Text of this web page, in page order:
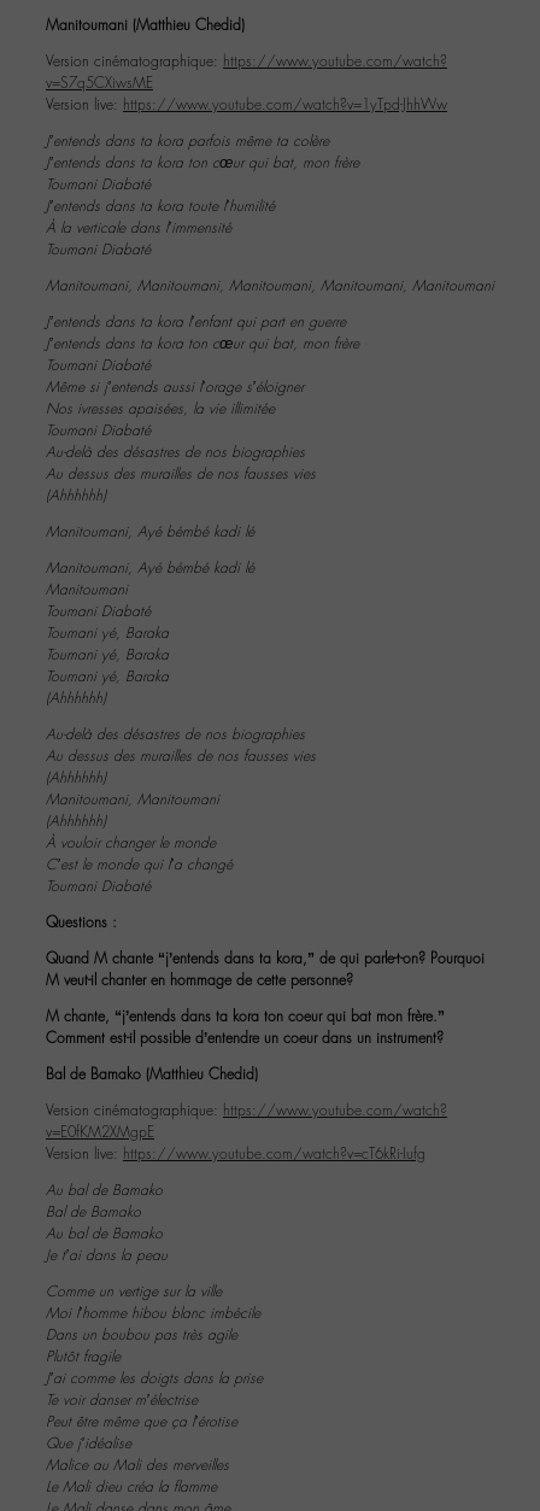
Manitoumani (Matthieu Chedid)
Version cinématographique: https://www.youtube.com/watch?
v=S7q5CXiwsME
Version live: https://www.youtube.com/watch?v=1yTpd-JhhWw
J’entends dans ta kora parfois même ta colère
J’entends dans ta kora ton cœur qui bat, mon frère
Toumani Diabaté
J’entends dans ta kora toute l’humilité
À la verticale dans l’immensité
Toumani Diabaté
Manitoumani, Manitoumani, Manitoumani, Manitoumani, Manitoumani
J’entends dans ta kora l’enfant qui part en guerre
J’entends dans ta kora ton cœur qui bat, mon frère
Toumani Diabaté
Même si j’entends aussi l’orage s’éloigner
Nos ivresses apaisées, la vie illimitée
Toumani Diabaté
Au-delà des désastres de nos biographies
Au dessus des murailles de nos fausses vies
(Ahhhhhh)
Manitoumani, Ayé bémbé kadi lé
Manitoumani, Ayé bémbé kadi lé
Manitoumani
Toumani Diabaté
Toumani yé, Baraka
Toumani yé, Baraka
Toumani yé, Baraka
(Ahhhhhh)
Au-delà des désastres de nos biographies
Au dessus des murailles de nos fausses vies
(Ahhhhhh)
Manitoumani, Manitoumani
(Ahhhhhh)
À vouloir changer le monde
C’est le monde qui l’a changé
Toumani Diabaté
Questions :
Quand M chante “j’entends dans ta kora,” de qui parle-t-on? Pourquoi
M veut-il chanter en hommage de cette personne?
M chante, “j’entends dans ta kora ton coeur qui bat mon frère.”
Comment est-il possible d’entendre un coeur dans un instrument?
Bal de Bamako (Matthieu Chedid)
Version cinématographique: https://www.youtube.com/watch?
v=E0fKM2XMgpE
Version live: https://www.youtube.com/watch?v=cT6kRi-Iufg
Au bal de Bamako
Bal de Bamako
Au bal de Bamako
Je t’ai dans la peau
Comme un vertige sur la ville
Moi l’homme hibou blanc imbécile
Dans un boubou pas très agile
Plutôt fragile
J’ai comme les doigts dans la prise
Te voir danser m’électrise
Peut être même que ça l’érotise
Que j’idéalise
Malice au Mali des merveilles
Le Mali dieu créa la flamme